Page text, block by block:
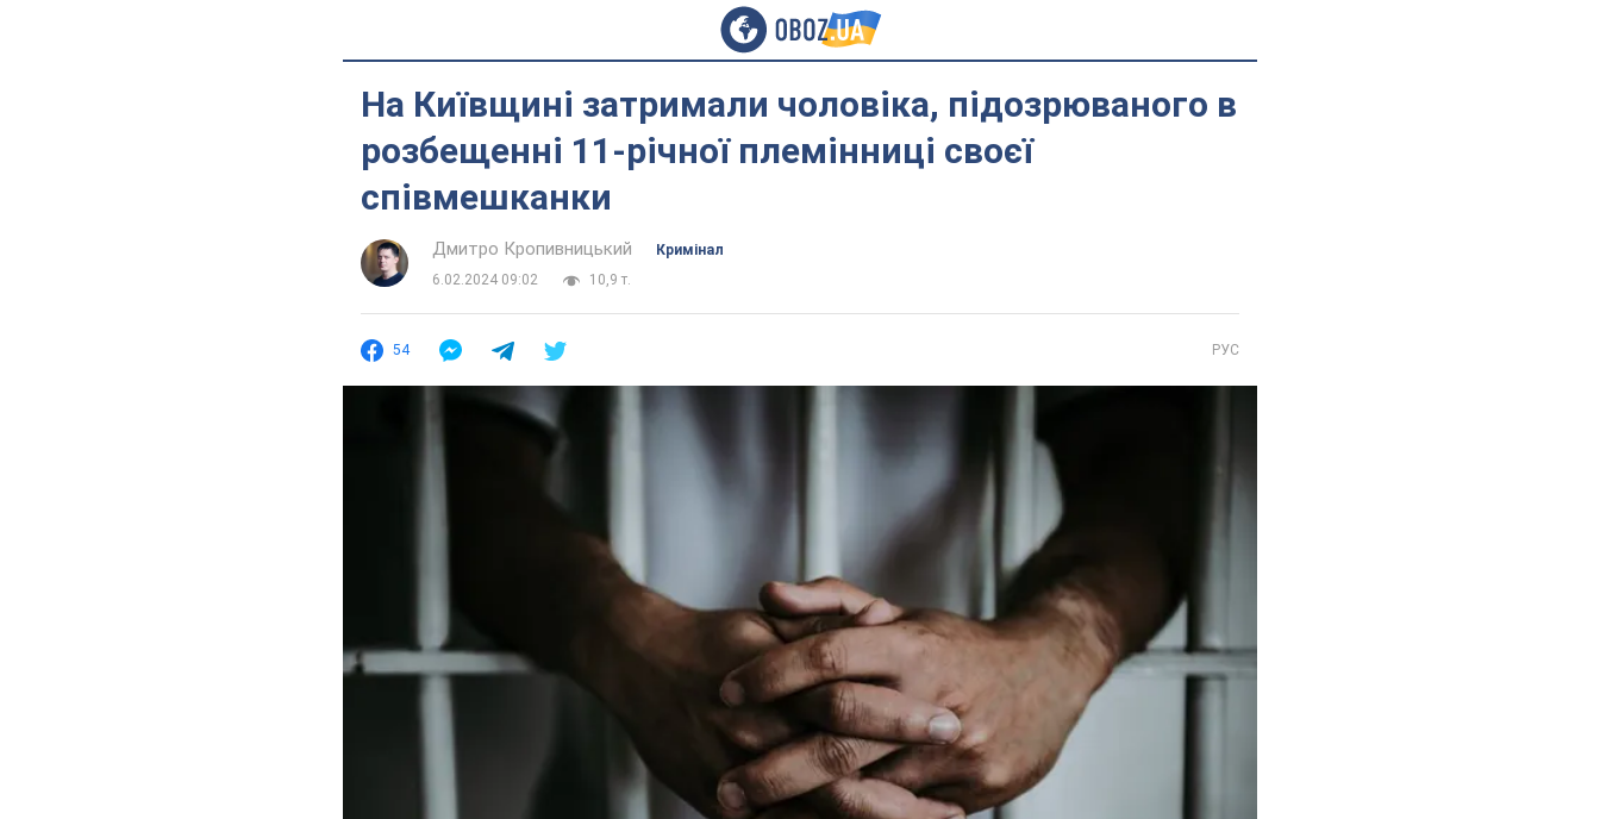
На Київщині затримали чоловіка, підозрюваного в
розбещенні 11-річної племінниці своєї
співмешканки
Дмитро Кропивницький
Кримінал
6.02.2024 09:02
10,9 т.
54 РУС